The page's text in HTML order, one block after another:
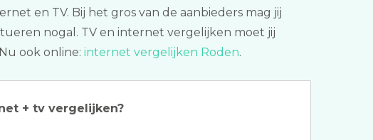
en TV. Bij het gros van de aanbieders mag jij
nogal. TV en internet vergelijken moet jij
ook online: internet vergelijken Roden.
+ tv vergelijken?